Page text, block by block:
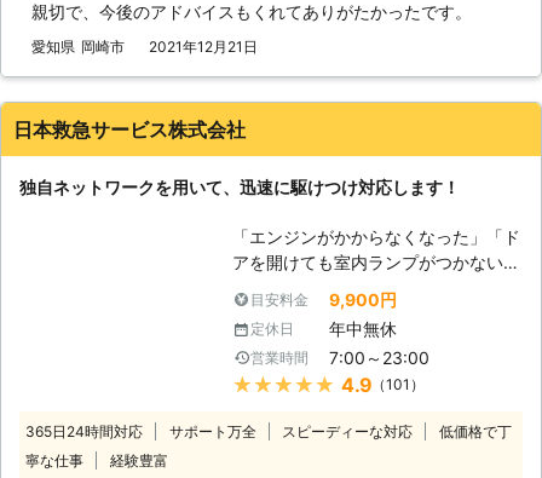
社は、多くのスタッフを至る所に配置
しているので、お客様からお電話いた
到着時間は約30分なので、早く車を
動くようにしたい方にこそご利用いた
の方法を用いてお客様のお悩みを解決
テリーの問題を解決するのか？】 弊
社はジャンプスタートを使ってお客様
のカーバッテリーへ電力を注入しま
す。ジャンプスタートとは、弊社の自
続することです。 もし、それで解決
できなかった場合、バッテリーが寿命
の可能性があります。そんなときは、
車のバッテリーを交換いたしますので
親切で、今後のアドバイスもくれてありがたかったです。
愛知県 岡崎市 2021年12月21日
日本救急サービス株式会社
独自ネットワークを用いて、迅速に駆けつけ対応します！
「エンジンがかからなくなった」「ド
アを開けても室内ランプがつかない」
バッテリーが上がってしまうと車にこ
のような症状があらわれます。 バッ
テリーが上がる＝バッテリーに蓄電さ
れている電気がないので車を動かすこ
とができなくなります。 普段は動い
困りますし、慣れていない方はパニッ
目安料金 9,900円
定休日 年中無休
営業時間 7:00～23:00
★★★★★ 4.9 （101）
365日24時間対応 サポート万全 スピーディーな対応
低価格で丁
寧な仕事
経験豊富